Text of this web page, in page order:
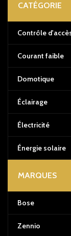
CATÉGORIE
Contrôle
Courant faible
Domotique
Éclairage
Électricité
Énergie solaire
MARQUES
Bose
Zennio